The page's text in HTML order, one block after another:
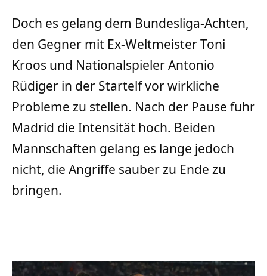
Doch es gelang dem Bundesliga-Achten,
den Gegner mit Ex-Weltmeister Toni
Kroos und Nationalspieler Antonio
Rüdiger in der Startelf vor wirkliche
Probleme zu stellen. Nach der Pause fuhr
Madrid die Intensität hoch. Beiden
Mannschaften gelang es lange jedoch
nicht, die Angriffe sauber zu Ende zu
bringen.